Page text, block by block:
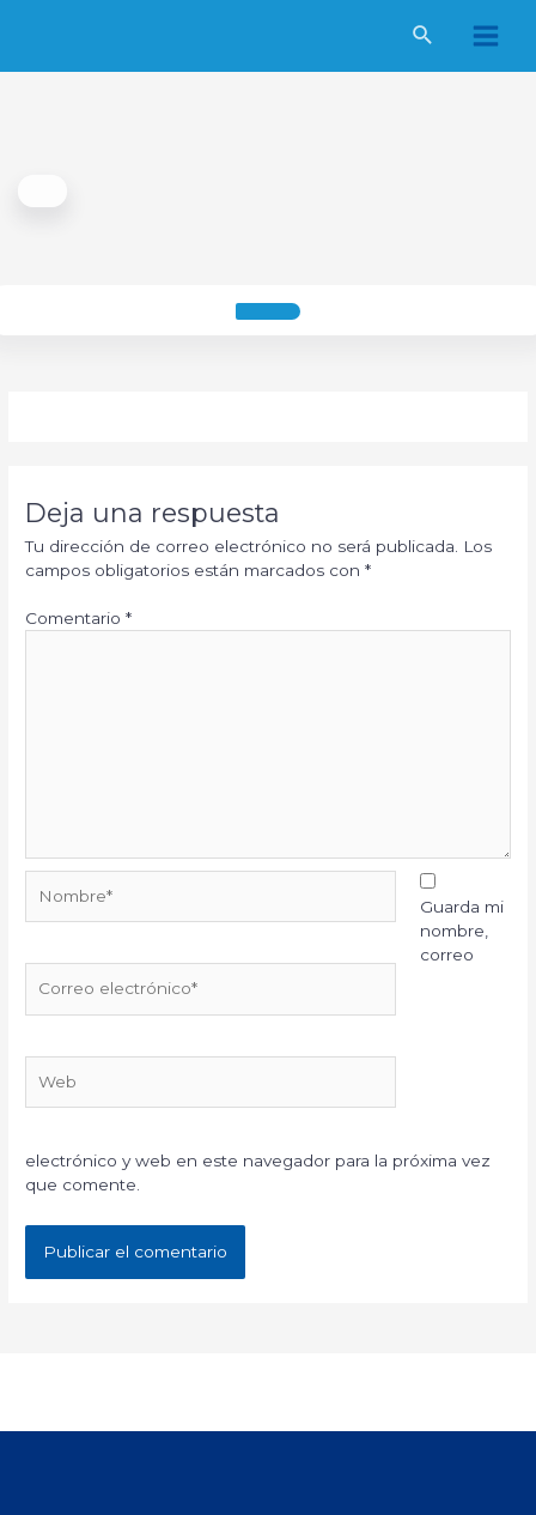
Main
Deja una respuesta
Tu dirección de correo electrónico no será publicada.
Los
campos obligatorios están marcados con*
Comentario*
electrónico*
Guarda mi
nombre,
correo
electrónico y web en este navegador para la próxima vez
que comente.